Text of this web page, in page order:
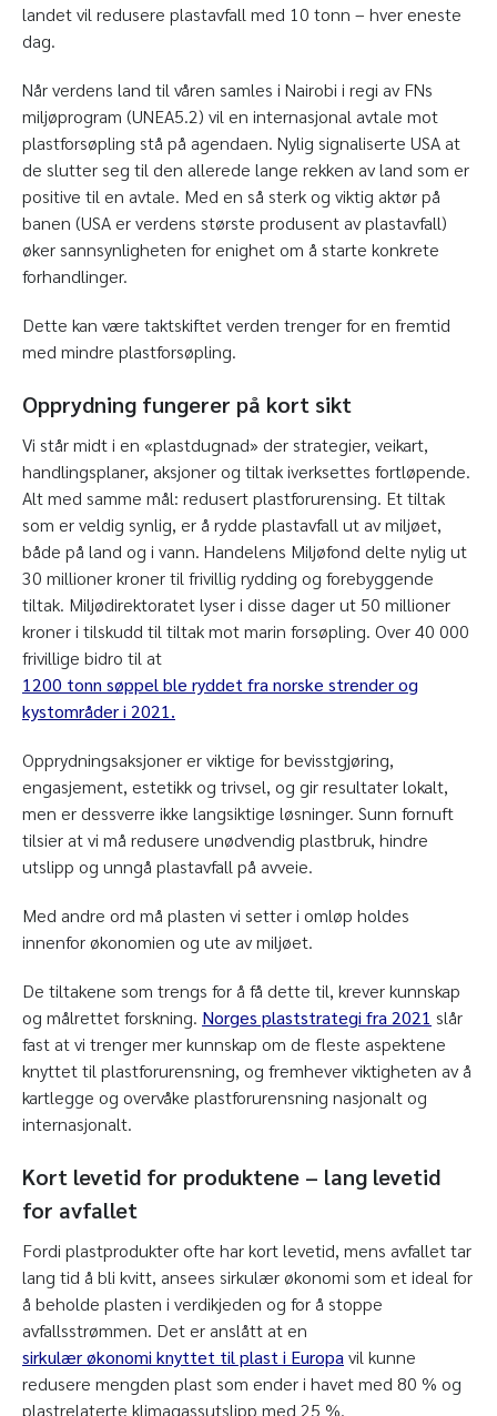
landet vil redusere plastavfall med 10 tonn – hver eneste
dag.
Når verdens land til våren samles i Nairobi i regi av FNs
miljøprogram (UNEA5.2) vil en internasjonal avtale mot
plastforsøpling stå på agendaen. Nylig signaliserte USA at
de slutter seg til den allerede lange rekken av land som er
positive til en avtale. Med en så sterk og viktig aktør på
banen (USA er verdens største produsent av plastavfall)
øker sannsynligheten for enighet om å starte konkrete
forhandlinger.
Dette kan være taktskiftet verden trenger for en fremtid
med mindre plastforsøpling.
Opprydning fungerer på kort sikt
Vi står midt i en «plastdugnad» der strategier, veikart,
handlingsplaner, aksjoner og tiltak iverksettes fortløpende.
Alt med samme mål: redusert plastforurensing. Et tiltak
som er veldig synlig, er å rydde plastavfall ut av miljøet,
både på land og i vann. Handelens Miljøfond delte nylig ut
30 millioner kroner til frivillig rydding og forebyggende
tiltak. Miljødirektoratet lyser i disse dager ut 50 millioner
kroner i tilskudd til tiltak mot marin forsøpling. Over 40 000
frivillige bidro til at
1200 tonn søppel ble ryddet fra norske strender og
kystområder i 2021.
Opprydningsaksjoner er viktige for bevisstgjøring,
engasjement, estetikk og trivsel, og gir resultater lokalt,
men er dessverre ikke langsiktige løsninger. Sunn fornuft
tilsier at vi må redusere unødvendig plastbruk, hindre
utslipp og unngå plastavfall på avveie.
Med andre ord må plasten vi setter i omløp holdes
innenfor økonomien og ute av miljøet.
De tiltakene som trengs for å få dette til, krever kunnskap
og målrettet forskning. Norges plaststrategi fra 2021 slår
fast at vi trenger mer kunnskap om de fleste aspektene
knyttet til plastforurensning, og fremhever viktigheten av å
kartlegge og overvåke plastforurensning nasjonalt og
internasjonalt.
Kort levetid for produktene – lang levetid
for avfallet
Fordi plastprodukter ofte har kort levetid, mens avfallet tar
lang tid å bli kvitt, ansees sirkulær økonomi som et ideal for
å beholde plasten i verdikjeden og for å stoppe
avfallsstrømmen. Det er anslått at en
sirkulær økonomi knyttet til plast i Europa vil kunne
redusere mengden plast som ender i havet med 80 % og
plastrelaterte klimagassutslipp med 25 %.